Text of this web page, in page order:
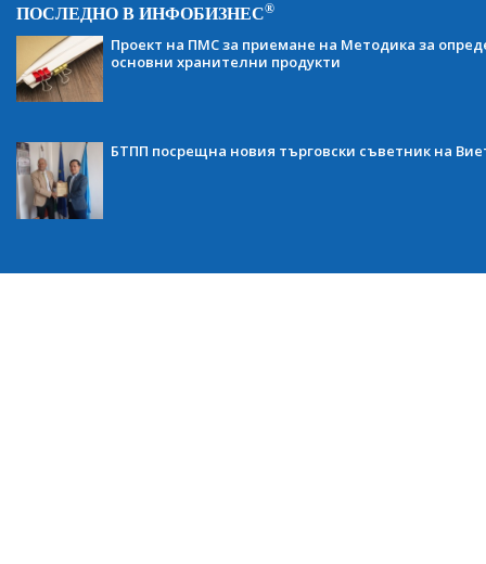
ПОСЛЕДНО В ИНФОБИЗНЕС®
Проект на ПМС за приемане на Методика за
основни хранителни продукти
БТПП посрещна новия търговски съветник на